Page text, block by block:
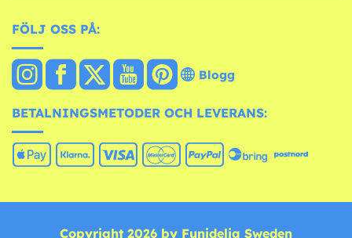
FÖLJ OSS PÅ:
Blogg
BETALNINGSMETODER OCH LEVERANS:
Copyright 2026 by Funidelia Sweden